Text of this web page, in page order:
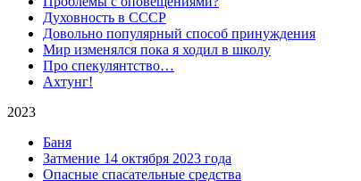
Духовность в СССР
Довольно популярный способ принуждения
Мир изменялся пока я ходил в школу
Про спекулянтство…
Ахтунг!
2023
Баня
Затмение 14 октября 2023 года
Опасные спасательные средства